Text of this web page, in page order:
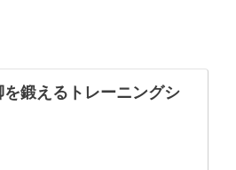
を鍛えるトレーニングシ